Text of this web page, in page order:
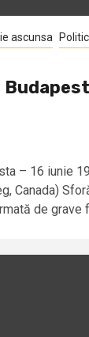
ascunsa
Politic
– 16 iunie
Canada)
de grave